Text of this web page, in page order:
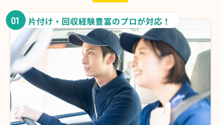
01 片付け・回収経験豊富のプロが対応！